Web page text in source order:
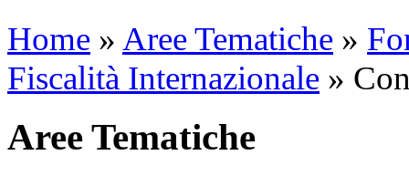
Home » Aree Tematiche »
Fiscalità Internazionale »
Aree Tematiche